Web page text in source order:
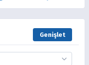
Genişlet